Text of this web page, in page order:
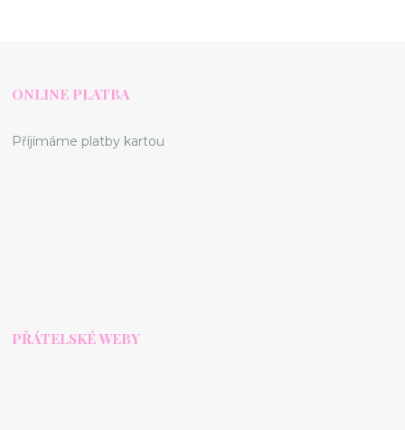
ONLINE PLATBA
Příjímáme platby kartou
PŘÁTELSKÉ WEBY